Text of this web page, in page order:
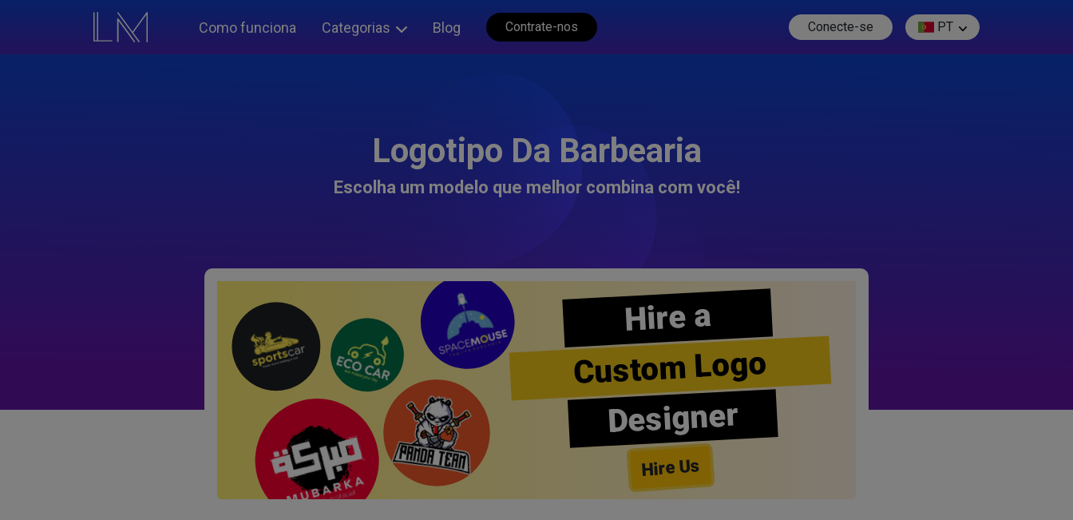
Como funciona Categorias Blog Contrate-nos Conecte-se PT
Logotipo Da Barbearia
Escolha um modelo que melhor combina com você!
Hire a
Custom Logo
Designer
Hire Us